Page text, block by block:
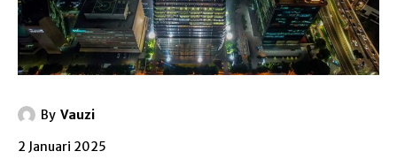
By Vauzi
2 Januari 2025